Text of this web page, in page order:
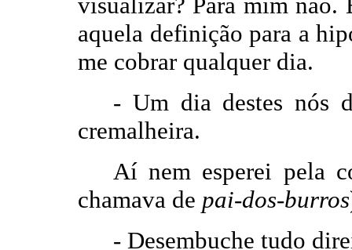
aquela definição para a
me cobrar qualquer dia.
- Um dia destes nós
cremalheira.
Aí nem esperei pela
chamava de pai-dos-burros
- Desembuche tudo